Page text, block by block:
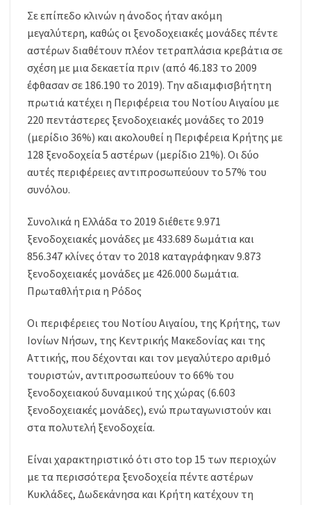
Σε επίπεδο κλινών η άνοδος ήταν ακόμη
μεγαλύτερη, καθώς οι ξενοδοχειακές μονάδες πέντε
αστέρων διαθέτουν πλέον τετραπλάσια κρεβάτια σε
σχέση με μια δεκαετία πριν (από 46.183 το 2009
έφθασαν σε 186.190 το 2019). Την αδιαμφισβήτητη
πρωτιά κατέχει η Περιφέρεια του Νοτίου Αιγαίου με
220 πεντάστερες ξενοδοχειακές μονάδες το 2019
(μερίδιο 36%) και ακολουθεί η Περιφέρεια Κρήτης με
128 ξενοδοχεία 5 αστέρων (μερίδιο 21%). Οι δύο
αυτές περιφέρειες αντιπροσωπεύουν το 57% του
συνόλου.
Συνολικά η Ελλάδα το 2019 διέθετε 9.971
ξενοδοχειακές μονάδες με 433.689 δωμάτια και
856.347 κλίνες όταν το 2018 καταγράφηκαν 9.873
ξενοδοχειακές μονάδες με 426.000 δωμάτια.
Πρωταθλήτρια η Ρόδος
Οι περιφέρειες του Νοτίου Αιγαίου, της Κρήτης, των
Ιονίων Νήσων, της Κεντρικής Μακεδονίας και της
Αττικής, που δέχονται και τον μεγαλύτερο αριθμό
τουριστών, αντιπροσωπεύουν το 66% του
ξενοδοχειακού δυναμικού της χώρας (6.603
ξενοδοχειακές μονάδες), ενώ πρωταγωνιστούν και
στα πολυτελή ξενοδοχεία.
Είναι χαρακτηριστικό ότι στο top 15 των περιοχών
με τα περισσότερα ξενοδοχεία πέντε αστέρων
Κυκλάδες, Δωδεκάνησα και Κρήτη κατέχουν τη